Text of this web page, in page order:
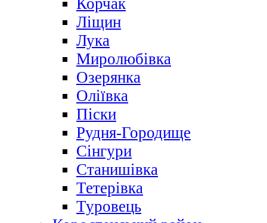
Корчак
Ліщин
Лука
Миролюбівка
Озерянка
Оліївка
Піски
Рудня-Городище
Сінгури
Станишівка
Тетерівка
Туровець